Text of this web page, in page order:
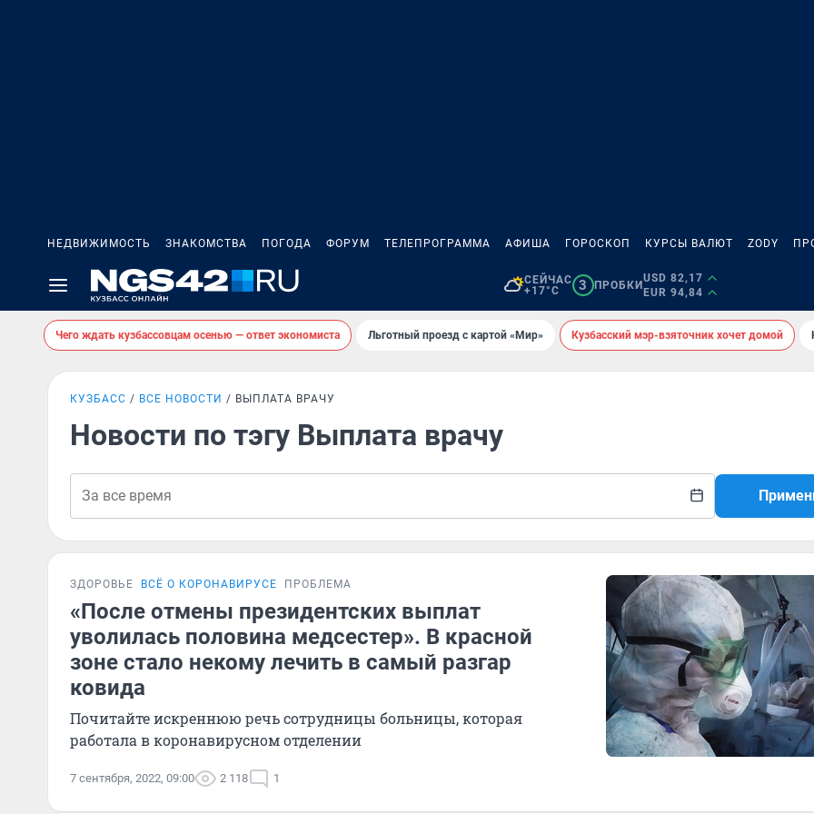
НЕДВИЖИМОСТЬ ЗНАКОМСТВА ПОГОДА ФОРУМ ТЕЛЕПРОГРАММА АФИША ГОРОСКОП КУРСЫ ВАЛЮТ ZODY
СЕЙЧАС
+17°C
3 ПРОБКИ
USD 82,17
EUR 94,84
Чего ждать кузбассовцам осенью — ответ экономиста Льготный проезд с картой «Мир» Кузбасский мэр-взяточник хочет домой
КУЗБАСС ВСЕ НОВОСТИ ВЫПЛАТА ВРАЧУ
Новости по тэгу Выплата врачу
ЗДОРОВЬЕ ВСЁ О КОРОНАВИРУСЕ ПРОБЛЕМА
«После отмены президентских выплат
уволилась половина медсестер». В красной
зоне стало некому лечить в самый разгар
ковида
Почитайте искреннюю речь сотрудницы больницы, которая
работала в коронавирусном отделении
7 сентября, 2022, 09:00 2 118 1